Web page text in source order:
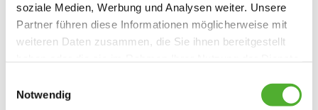
soziale Medien, Werbung und Analysen weiter. Unsere
Partner führen diese Informationen möglicherweise mit
weiteren Daten zusammen, die Sie ihnen bereitgestellt
Cookies, wenn Sie unsere Webseite weiterhin nutzen.
Notwendig
Lust, mit Ihren Ideen und Ihrem Fachwissen die
Einrichtung mitzugestalten
Bewerbungsformular